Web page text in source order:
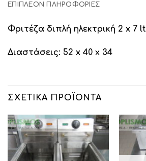
ΕΠΙΠΛΈΟΝ ΠΛΗΡΟΦΟΡΊΕΣ
Φριτέζα διπλή ηλεκτρική 2 x 7 lt
Διαστάσεις: 52 x 40 x 34
ΣΧΕΤΙΚΆ ΠΡΟΪΌΝΤΑ